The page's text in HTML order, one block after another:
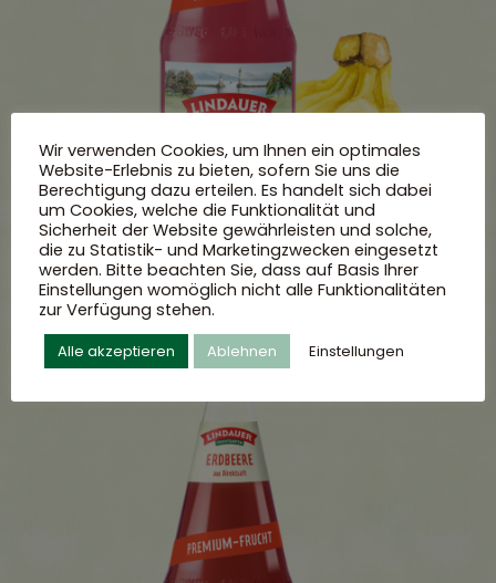
Wir verwenden Cookies, um Ihnen ein optimales
Website-Erlebnis zu bieten, sofern Sie uns die
Berechtigung dazu erteilen. Es handelt sich dabei
um Cookies, welche die Funktionalität und
Sicherheit der Website gewährleisten und solche,
die zu Statistik- und Marketingzwecken eingesetzt
werden. Bitte beachten Sie, dass auf Basis Ihrer
Einstellungen womöglich nicht alle Funktionalitäten
zur Verfügung stehen.
Alle akzeptieren Ablehnen Einstellungen